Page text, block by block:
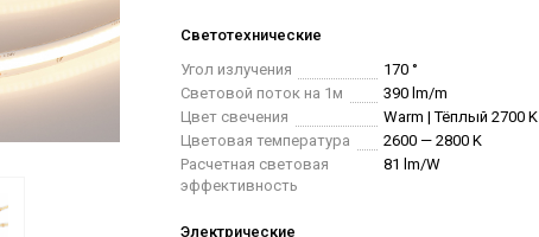
Светотехнические
Угол излучения
170 °
Световой поток на 1м
390 lm/m
Цвет свечения
Warm | Тёплый 2700 K
Цветовая температура
2600 — 2800 K
Расчетная световая
эффективность
81 lm/W
Электрические